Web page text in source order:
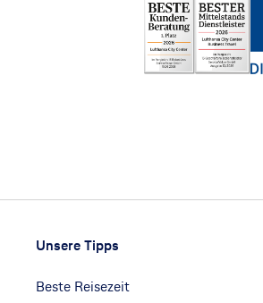
Footer navigation
Unsere Tipps
Beste Reisezeit